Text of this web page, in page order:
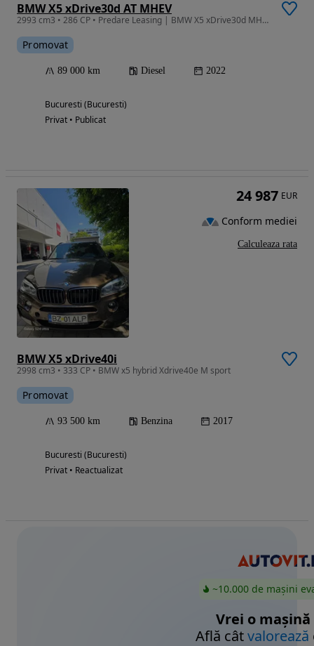
BMW X5 xDrive30d AT MHEV
2993 cm3 • 286 CP • Predare Leasing | BMW X5 xDrive30d MHEV M Sport | 2022 | 286 CP
Promovat
89 000 km Diesel 2022
Bucuresti (Bucuresti)
Privat • Publicat
BMW X5 xDrive40i
2998 cm3 • 333 CP • BMW x5 hybrid Xdrive40e M sport
Promovat
93 500 km Benzina 2017
Bucuresti (Bucuresti)
Privat • Reactualizat
24 987 EUR
Conform mediei
Calculeaza rata
~10.000 de mașini
Vrei o mașină
Află câtvalorează